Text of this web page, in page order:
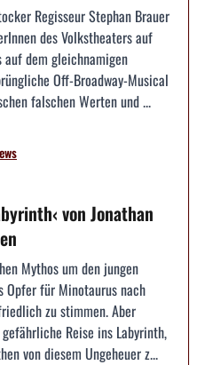
Regisseur Stephan Brauer
des Volkstheaters auf
auf dem gleichnamigen
Off-Broadway-Musical
falschen Werten und ...
von Jonathan
Mythos um den jungen
Opfer für Minotaurus nach
zu stimmen. Aber
Reise ins Labyrinth,
von diesem Ungeheuer z...